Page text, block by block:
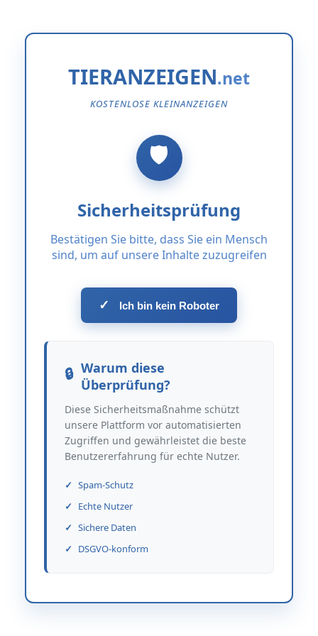
TIERANZEIGEN
KOSTENLOSE KLEINANZEIGEN
Sicherheitsprüfung
Bestätigen Sie bitte, dass Sie ein Mensch
sind, um auf unsere Inhalte zuzugreifen
✓ Ich bin kein Roboter
Warum diese
Überprüfung?
Diese Sicherheitsmaßnahme schützt
unsere Plattform vor automatisierten
Zugriffen und gewährleistet die beste
Benutzererfahrung für echte Nutzer.
Spam-Schutz
Echte Nutzer
Sichere Daten
DSGVO-konform